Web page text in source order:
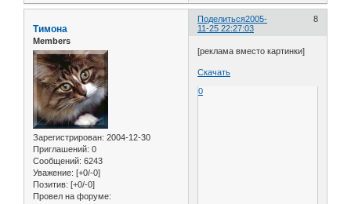
Поделиться 8
2005-
11-25 22:27:03
Тимона
Members
Зарегистрирован: 2004-12-30
Приглашений: 0
Сообщений: 6243
Уважение: [+0/-0]
Позитив: [+0/-0]
Провел на форуме:
[реклама вместо картинки]
Скачать
0